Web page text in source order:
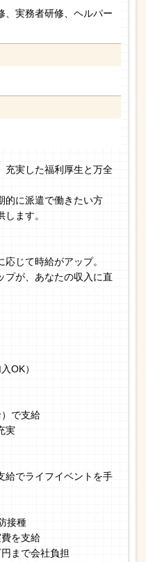
、実務者研修、ヘルパー
充実した福利厚生と万全
的に派遣で働きたい方
ます。
じて時給がアップ。
プが、あなたの収入に直
OK）
で支給
実
給でライフイベントを手
接種
を支給
まで会社負担